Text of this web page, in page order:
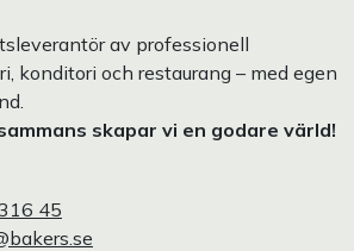
av professionell
konditori och restaurang – med egen
skapar vi en godare värld!
45